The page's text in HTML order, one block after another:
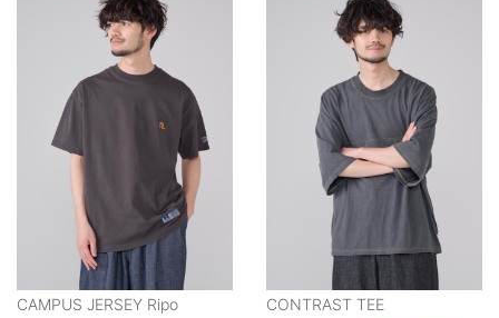
CAMPUS JERSEY Ripo
CONTRAST TEE